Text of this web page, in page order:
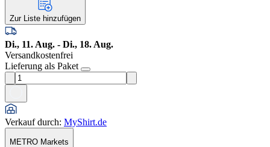
Zur Liste hinzufügen
Di., 11. Aug. - Di., 18. Aug.
Versandkostenfrei
Lieferung als Paket
Verkauf durch: MyShirt.de
METRO Markets